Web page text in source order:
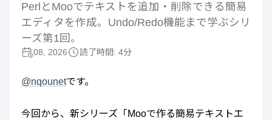
PerlとMooでテキストを追加・削除できる簡易
エディタを作成。Undo/Redo機能まで学ぶシリ
ーズ第1回。
08, 2026 読了時間: 4分
@nqounetです。
今回から、新シリーズ「Mooで作る簡易テキストエ